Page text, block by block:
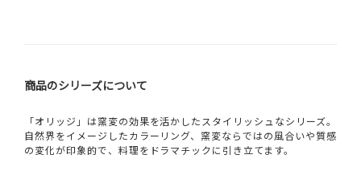
商品のシリーズについて
「オリッジ」は窯変の効果を活かしたスタイリッシュなシリーズ。
自然界をイメージしたカラーリング、窯変ならではの風合いや質感
の変化が印象的で、料理をドラマチックに引き立てます。